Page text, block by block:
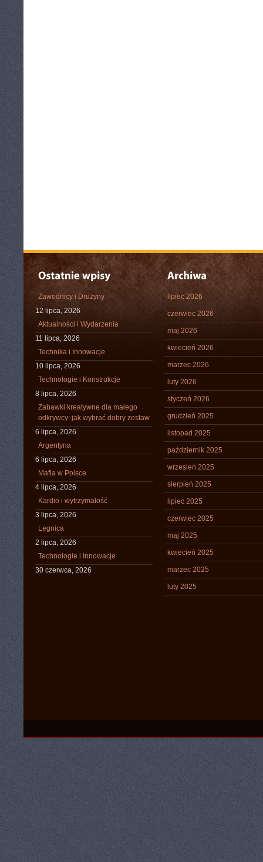
Zawodnicy i Drużyny
12 lipca, 2026
Aktualności i Wydarzenia
11 lipca, 2026
Technika i Innowacje
10 lipca, 2026
Technologie i Konstrukcje
8 lipca, 2026
Zabawki kreatywne dla małego
odkrywcy: jak wybrać dobry zestaw
6 lipca, 2026
Argentyna
6 lipca, 2026
Mafia w Polsce
4 lipca, 2026
Kardio i wytrzymałość
3 lipca, 2026
Legnica
2 lipca, 2026
Technologie i Innowacje
30 czerwca, 2026
lipiec 2026
czerwiec 2026
maj 2026
kwiecień 2026
marzec 2026
luty 2026
styczeń 2026
grudzień 2025
listopad 2025
październik 2025
wrzesień 2025
sierpień 2025
lipiec 2025
czerwiec 2025
maj 2025
kwiecień 2025
marzec 2025
luty 2025